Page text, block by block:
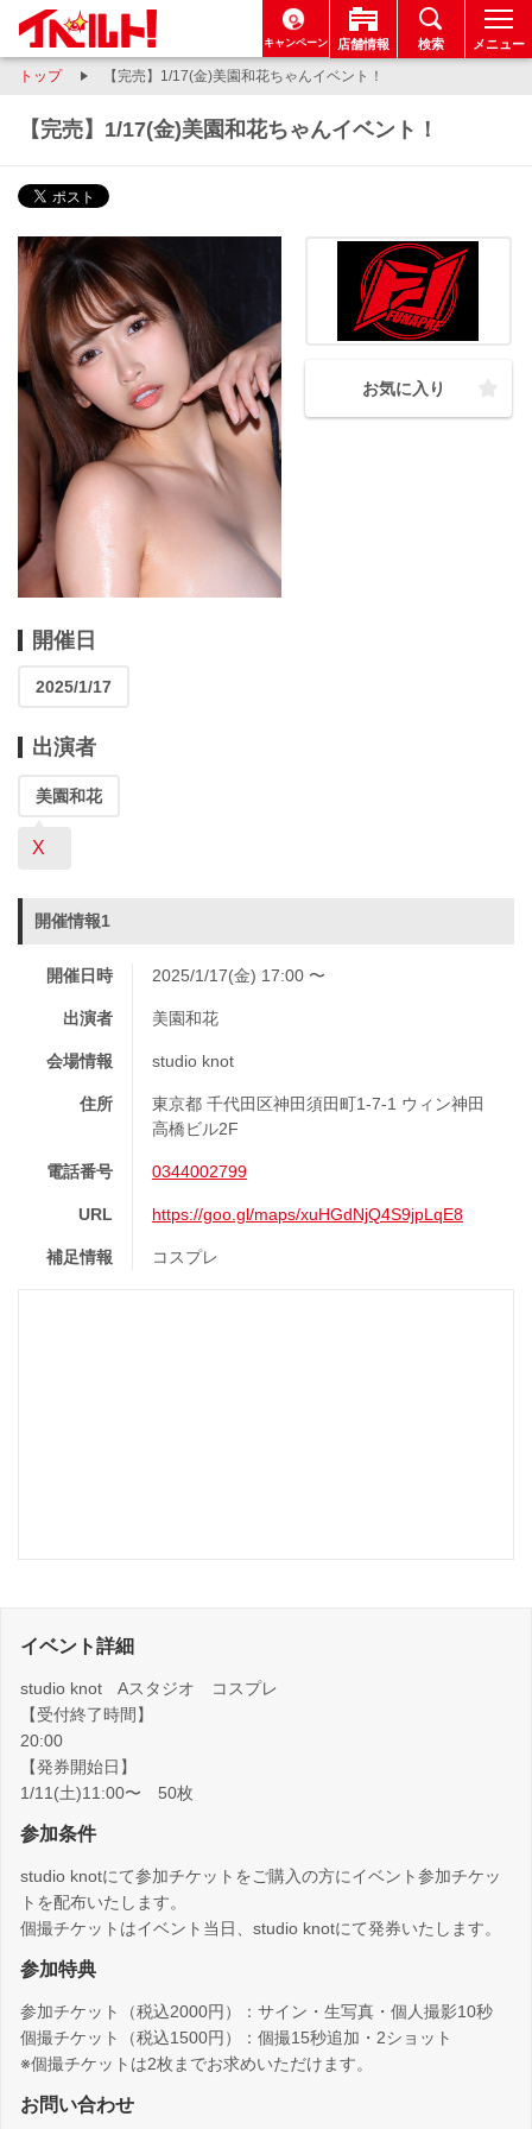
キャンペーン 店舗情報 検索 メニュー
トップ 【完売】1/17(金)美園和花ちゃんイベント！
【完売】1/17(金)美園和花ちゃんイベント！
お気に入り
開催日
2025/1/17
出演者
美園和花
X
開催情報1
開催日時 2025/1/17(金) 17:00 〜
出演者 美園和花
会場情報 studio knot
住所
東京都 千代田区神田須田町1-7-1 ウィン神田
高橋ビル2F
電話番号 0344002799
URL https://goo.gl/maps/xuHGdNjQ4S9jpLqE8
補足情報 コスプレ
イベント詳細
studio knot Aスタジオ コスプレ
【受付終了時間】
20:00
【発券開始日】
1/11(土)11:00〜 50枚
参加条件
studio knotにて参加チケットをご購入の方にイベント参加チケッ
トを配布いたします。
個撮チケットはイベント当日、studio knotにて発券いたします。
参加特典
参加チケット（税込2000円）：サイン・生写真・個人撮影10秒
個撮チケット（税込1500円）：個撮15秒追加・2ショット
※個撮チケットは2枚までお求めいただけます。
お問い合わせ